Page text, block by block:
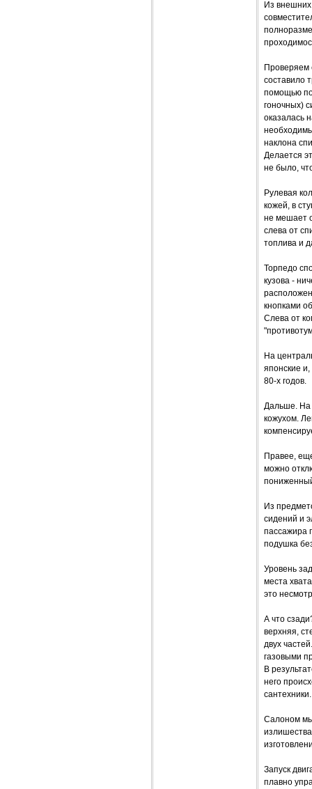
Из внешних
Проверяем
составило
помощью
гоночных)
оказалась
наклона
Делается
не было,
Рулевая
кожей, в
не мешает
слева от
топлива и
Торпедо
кузова -
кнопками
Слева от
На
японские
80-х годов.
Дальше. На
кожухом.
Правее,
можно
Из
сидений и
пассажира
подушка
Уровень
места
это
А что
верхняя,
двух
газовыми
В
него
сантехники.
Салоном мы
Запуск
плавно